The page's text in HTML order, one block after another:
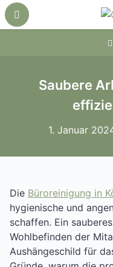
Skip
to
Saubere
1. Januar
Die Büroreinigung in
hygienische und
schaffen. Ein
Wohlbefinden der
Aushängeschild für